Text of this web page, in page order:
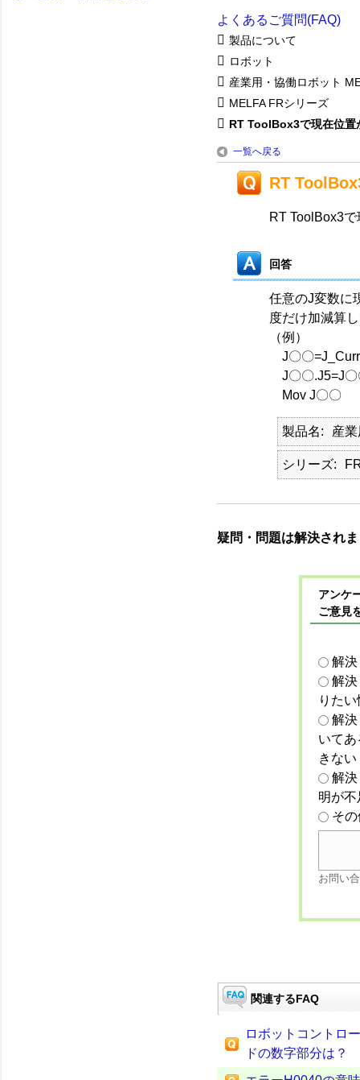
よくあるご質問(FAQ)
製品について
ロボット
産業用・協働ロボット
MELFA FRシリーズ
RT ToolBox3で現在位置
一覧へ戻る
RT
RT ToolBox3
回答
任意のJ変数に
度だけ加減算
（例）
J〇〇=J_Curr
J〇〇.J5=J
Mov J〇〇
製品名 産
シリーズ
疑問・問題は解決され
アンケ
ご意見
解
解
りた
解
いて
きない
解
明が
そ
お問い
関連するFAQ
ロボットコントロ
ドの数字部分は？